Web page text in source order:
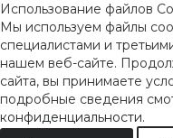
Использование файлов
Мы используем файлы
специалистами и
нашем веб-сайте.
сайта, вы принимаете
подробные сведения
конфиденциальности.